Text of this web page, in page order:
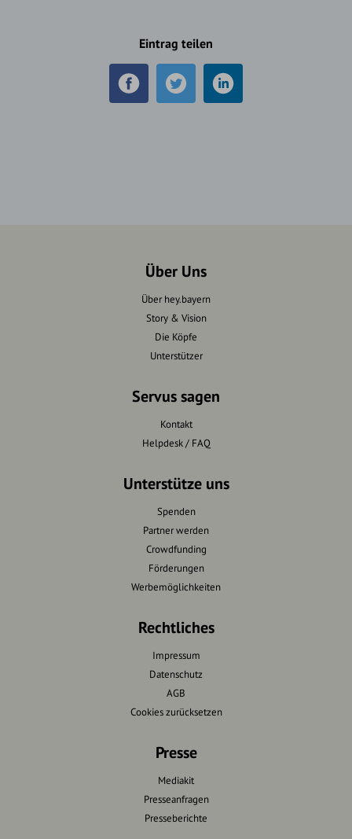
Eintrag teilen
Über Uns
Über hey.bayern
Story & Vision
Die Köpfe
Unterstützer
Servus sagen
Kontakt
Helpdesk / FAQ
Unterstütze uns
Spenden
Partner werden
Crowdfunding
Förderungen
Werbemöglichkeiten
Rechtliches
Impressum
Datenschutz
AGB
Cookies zurücksetzen
Presse
Mediakit
Presseanfragen
Presseberichte